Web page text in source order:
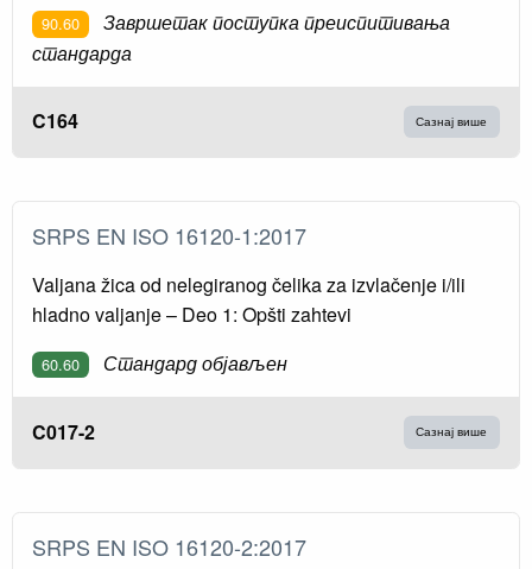
90.60
Завршетак поступка преиспитивања
стандарда
C164 Сазнај више
SRPS EN ISO 16120-1:2017
Valjana žica od nelegiranog čelika za izvlačenje i/ili
hladno valjanje – Deo 1: Opšti zahtevi
60.60 Стандард објављен
C017-2 Сазнај више
SRPS EN ISO 16120-2:2017